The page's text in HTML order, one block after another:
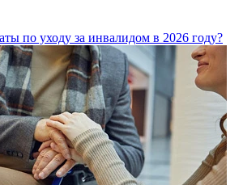
по уходу за инвалидом в 2026 году?